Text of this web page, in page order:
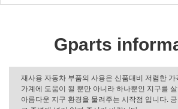
Gparts
재사용 자동차 부품의 사용은 신품대비 저렴한 가
가계에 도움이 될 뿐만 아니라 하나뿐인 지구를
아름다운 지구 환경을 물려주는 시작점 입니다.